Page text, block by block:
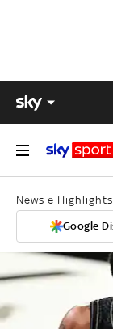
News e
Google